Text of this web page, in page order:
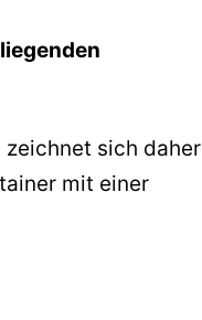
zeichnet sich daher
mit einer